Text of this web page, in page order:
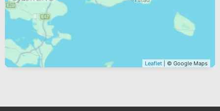
Leaflet | © Google Maps